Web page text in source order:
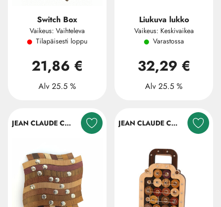
Switch Box
Vaikeus: Vaihteleva
Tilapäisesti loppu
21,86 €
Alv 25.5 %
Liukuva lukko
Vaikeus: Keskivaikea
Varastossa
32,29 €
Alv 25.5 %
JEAN CLAUDE CONSTANTIN JEAN CLAUDE CONSTANTIN